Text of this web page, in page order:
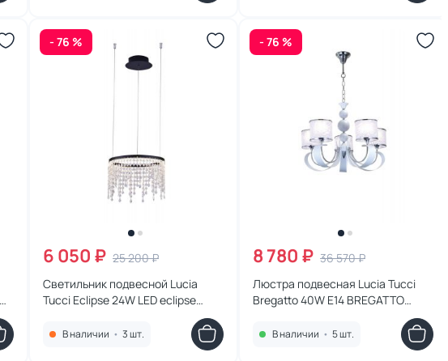
- 76 %
6 050 ₽ 25 200 ₽
Светильник подвесной Lucia
Tucci Eclipse 24W LED eclipse
В наличии • 3 шт.
- 76 %
8 780 ₽ 36 570 ₽
Люстра подвесная Lucia Tucci
Bregatto 40W E14 BREGATTO
В наличии • 5 шт.